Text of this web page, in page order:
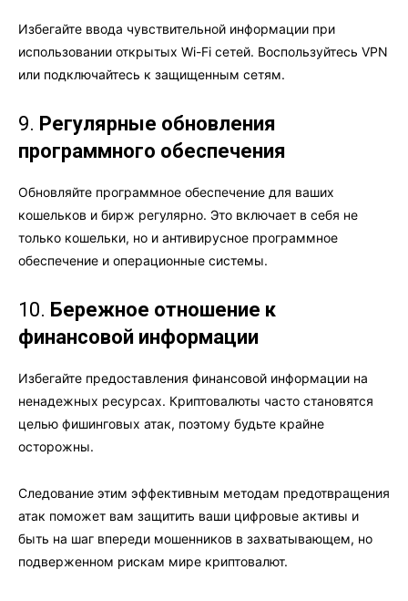
Избегайте ввода чувствительной информации при
использовании открытых Wi-Fi сетей. Воспользуйтесь VPN
или подключайтесь к защищенным сетям.
9. Регулярные обновления
программного обеспечения
Обновляйте программное обеспечение для ваших
кошельков и бирж регулярно. Это включает в себя не
только кошельки, но и антивирусное программное
обеспечение и операционные системы.
10. Бережное отношение к
финансовой информации
Избегайте предоставления финансовой информации на
ненадежных ресурсах. Криптовалюты часто становятся
целью фишинговых атак, поэтому будьте крайне
осторожны.
Следование этим эффективным методам предотвращения
атак поможет вам защитить ваши цифровые активы и
быть на шаг впереди мошенников в захватывающем, но
подверженном рискам мире криптовалют.